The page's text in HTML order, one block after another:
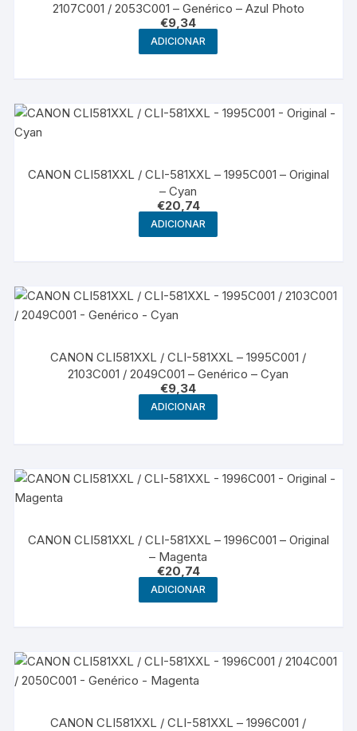
2107C001 / 2053C001 – Genérico – Azul Photo
€9,34
ADICIONAR
CANON CLI581XXL / CLI-581XXL – 1995C001 – Original
– Cyan
€20,74
ADICIONAR
CANON CLI581XXL / CLI-581XXL – 1995C001 /
2103C001 / 2049C001 – Genérico – Cyan
€9,34
ADICIONAR
CANON CLI581XXL / CLI-581XXL – 1996C001 – Original
– Magenta
€20,74
ADICIONAR
CANON CLI581XXL / CLI-581XXL – 1996C001 /